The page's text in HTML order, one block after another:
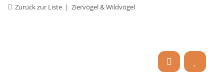
Zurück zur Liste Ziervögel & Wildvögel